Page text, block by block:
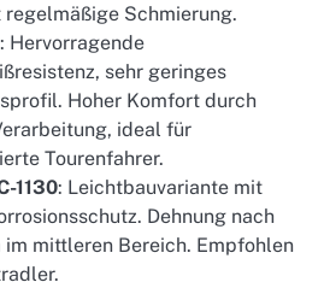
Schmierung.
: Hervorragende
sehr geringes
Hoher Komfort durch
ideal für
Tourenfahrer.
1130: Leichtbauvariante mit
Dehnung nach
mittleren Bereich. Empfohlen